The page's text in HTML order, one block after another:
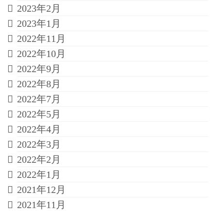
2023年2月
2023年1月
2022年11月
2022年10月
2022年9月
2022年8月
2022年7月
2022年5月
2022年4月
2022年3月
2022年2月
2022年1月
2021年12月
2021年11月